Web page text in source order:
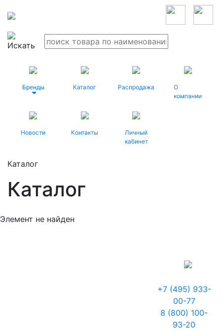
Бренды Каталог Распродажа
О
компании
Новости Контакты
Личный
кабинет
Каталог
Каталог
Элемент не найден
+7 (495) 933-
00-77
8 (800) 100-
93-20